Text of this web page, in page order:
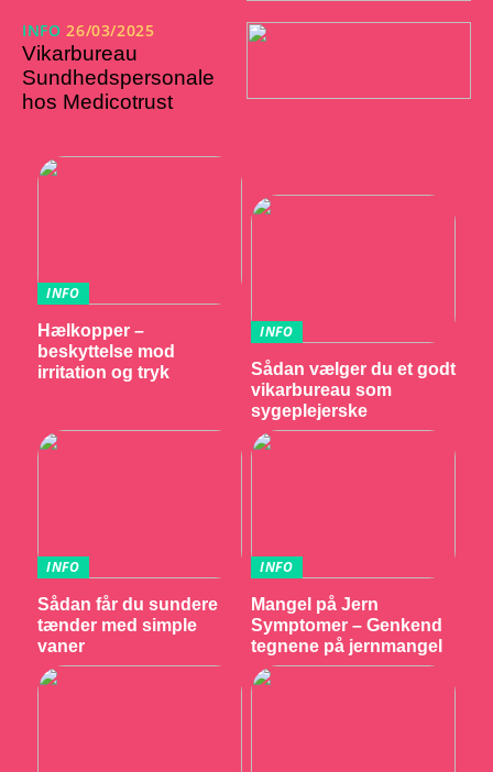
INFO 26/03/2025
Vikarbureau
Sundhedspersonale
hos Medicotrust
INFO
Hælkopper –
beskyttelse mod
irritation og tryk
INFO
Sådan vælger du et godt
vikarbureau som
sygeplejerske
INFO
Sådan får du sundere
tænder med simple
vaner
INFO
Mangel på Jern
Symptomer – Genkend
tegnene på jernmangel